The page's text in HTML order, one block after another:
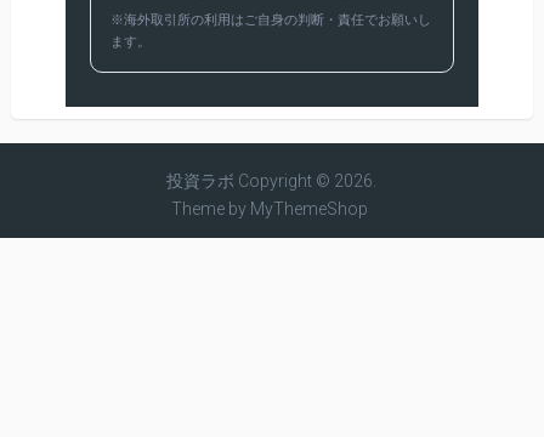
※海外取引所の利用はご自身の判断・責任でお願いし
ます。
投資ラボ Copyright © 2026.
Theme by MyThemeShop